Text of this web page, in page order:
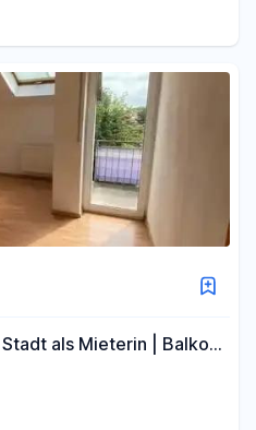
als Mieterin | Balkon